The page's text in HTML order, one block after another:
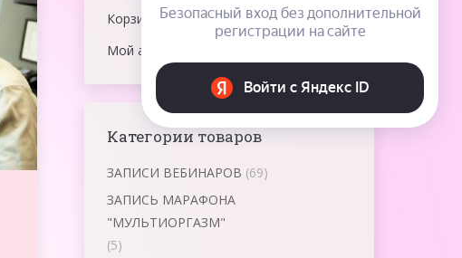
Корзина
Мой аккаунт
Категории товаров
ЗАПИСИ ВЕБИНАРОВ (69)
ЗАПИСЬ МАРАФОНА
"МУЛЬТИОРГАЗМ"
(5)